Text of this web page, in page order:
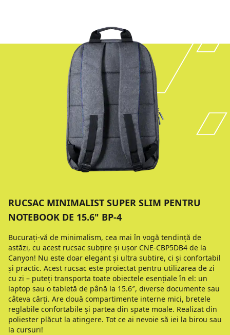
RUCSAC MINIMALIST SUPER SLIM PENTRU
NOTEBOOK DE 15.6" BP-4
Bucuraţi-vă de minimalism, cea mai în vogă tendinţă de
astăzi, cu acest rucsac subţire şi uşor CNE-CBP5DB4 de la
Canyon! Nu este doar elegant şi ultra subtire, ci şi confortabil
şi practic. Acest rucsac este proiectat pentru utilizarea de zi
cu zi – puteţi transporta toate obiectele esenţiale în el: un
laptop sau o tabletă de până la 15.6″, diverse documente sau
câteva cărţi. Are două compartimente interne mici, bretele
reglabile confortabile şi partea din spate moale. Realizat din
poliester plăcut la atingere. Tot ce ai nevoie să iei la birou sau
la cursuri!